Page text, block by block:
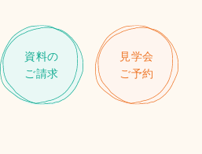
資料の
ご請求
見学会
ご予約